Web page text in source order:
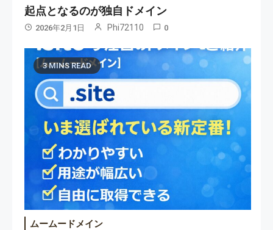
起点となるのが独自ドメイン
2026年2月1日 Phi72110 0
3 MINS READ
ムームードメイン